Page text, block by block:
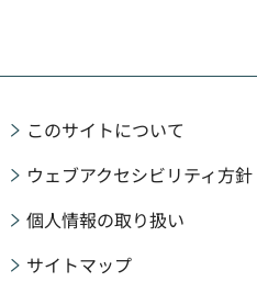
このサイトについて
ウェブアクセシビリティ方針
個人情報の取り扱い
サイトマップ